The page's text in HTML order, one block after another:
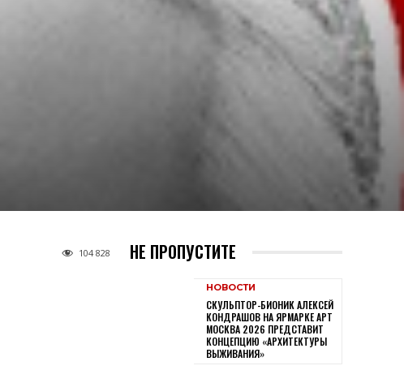
104 828 НЕ ПРОПУСТИТЕ
НОВОСТИ
СКУЛЬПТОР-БИОНИК АЛЕКСЕЙ
КОНДРАШОВ НА ЯРМАРКЕ АРТ
МОСКВА 2026 ПРЕДСТАВИТ
КОНЦЕПЦИЮ «АРХИТЕКТУРЫ
ВЫЖИВАНИЯ»